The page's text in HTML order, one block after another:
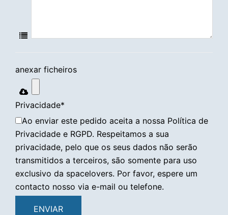
anexar ficheiros
Privacidade*
Ao enviar este pedido aceita a nossa Política de
Privacidade e RGPD. Respeitamos a sua
privacidade, pelo que os seus dados não serão
transmitidos a terceiros, são somente para uso
exclusivo da spacelovers. Por favor, espere um
contacto nosso via e-mail ou telefone.
ENVIAR